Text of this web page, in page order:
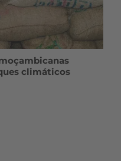
climáticos